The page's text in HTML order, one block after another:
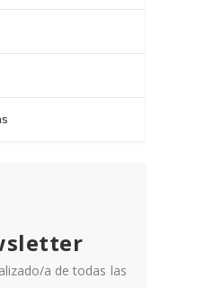
a de todas las